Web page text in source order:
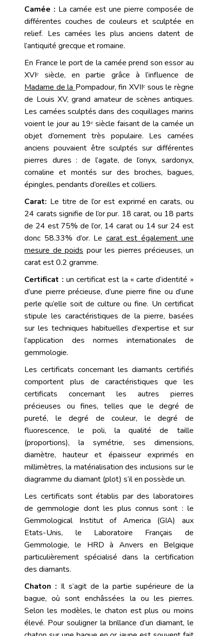
Camée : La camée est une pierre composée de
différentes couches de couleurs et sculptée en
relief. Les camées les plus anciens datent de
l’antiquité grecque et romaine.
En France le port de la camée prend son essor au
XVIᵉ siècle, en partie grâce à l’influence de
Madame dela Pompadour, fin XVIIᵉ sous le règne
de Louis XV, grand amateur de scènes antiques.
Les camées sculptés dans des coquillages marins
voient le jour au 19ᵉ siècle faisant de la camée un
objet d’ornement très populaire. Les camées
anciens pouvaient être sculptés sur différentes
pierres dures : de l’agate, de l’onyx, sardonyx,
cornaline et montés sur des broches, bagues,
épingles,pendants d’oreilles etcolliers.
Carat: Le titre de l’or est exprimé en carats, ou
24 carats signifie de l’or pur. 18 carat, ou 18 parts
de 24 est 75% de l’or, 14 carat ou 14 sur 24 est
donc 58.33% d’or. Le carat est également une
mesure de poids pour les pierres précieuses, un
carat est 0.2 gramme.
Certificat : un certificat est la « carte d’identité »
d’une pierre précieuse, d’unepierre fine ou d’une
perle qu’elle soit de culture ou fine. Un certificat
stipule les caractéristiques de la pierre, basées
sur les techniques habituelles d’expertise et sur
l’application des normes internationales de
gemmologie.
Les certificats concernant les diamants certifiés
comportent plus de caractéristiques que les
certificats concernant les autres pierres
précieuses oufines, telles que le degré de
pureté, le degré de couleur, le degré de
fluorescence, le poli, la qualité de taille
(proportions), la symétrie, ses dimensions,
diamètre, hauteur et épaisseur exprimés en
millimètres, la matérialisation des inclusions sur le
diagramme du diamant (plot) s’il en possède un.
Les certificats sont établis par des laboratoires
de gemmologie dont les plus connus sont : le
Gemmological Institut of America (GIA)
aux
Etats-Unis, le Laboratoire Français de
Gemmologie, le HRD à Anvers en Belgique
particulièrement spécialisé dans la certification
des diamants.
Chaton : Il s’agit de la partie supérieure de la
bague, où sont enchâssées la ou les pierres.
Selon les modèles, le chaton est plus ou moins
élevé. Pour souligner la brillance d’un diamant, le